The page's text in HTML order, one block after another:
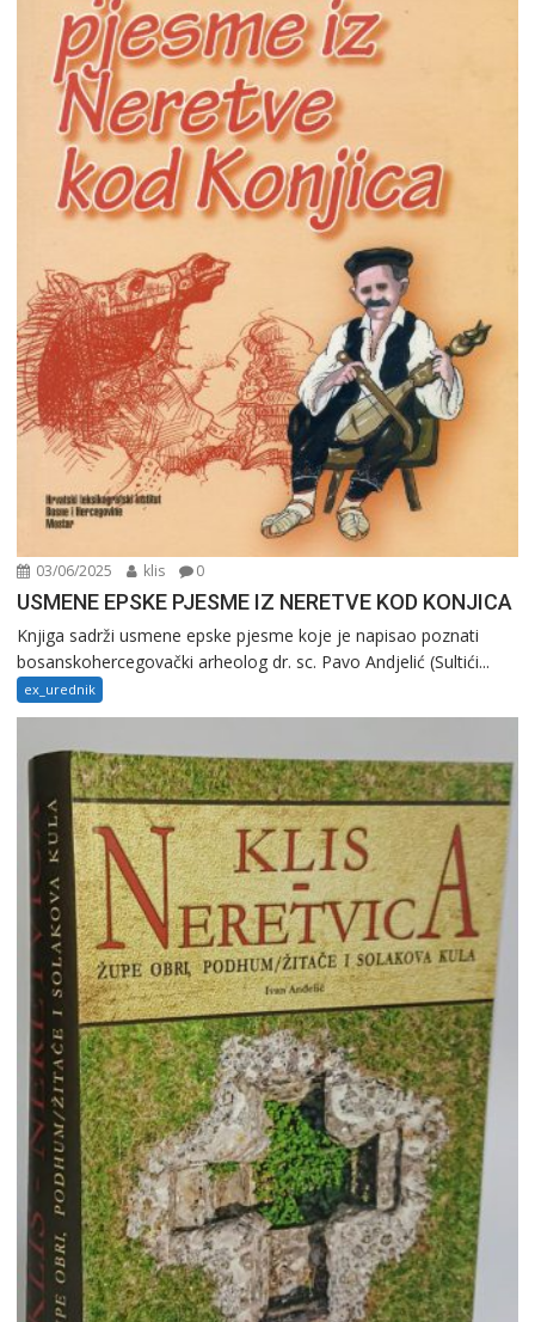
03/06/2025 klis 0
USMENE EPSKE PJESME IZ NERETVE KOD KONJICA
Knjiga sadrži usmene epske pjesme koje je napisao poznati
bosanskohercegovački arheolog dr. sc. Pavo Andjelić (Sultići...
ex_urednik